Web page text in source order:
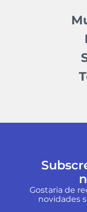
Gostaria de
novidades